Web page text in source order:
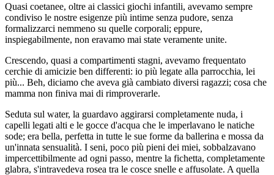
Quasi coetanee, oltre ai classici giochi infantili, avevamo sempre
condiviso le nostre esigenze più intime senza pudore, senza
formalizzarci nemmeno su quelle corporali; eppure,
inspiegabilmente, non eravamo mai state veramente unite.
Crescendo, quasi a compartimenti stagni, avevamo frequentato
cerchie di amicizie ben differenti: io più legate alla parrocchia, lei
più... Beh, diciamo che aveva già cambiato diversi ragazzi; cosa che
mamma non finiva mai di rimproverarle.
Seduta sul water, la guardavo aggirarsi completamente nuda, i
capelli legati alti e le gocce d'acqua che le imperlavano le natiche
sode; era bella, perfetta in tutte le sue forme da ballerina e mossa da
un'innata sensualità. I seni, poco più pieni dei miei, sobbalzavano
impercettibilmente ad ogni passo, mentre la fichetta, completamente
glabra, s'intravedeva rosea tra le cosce snelle e affusolate. A quella